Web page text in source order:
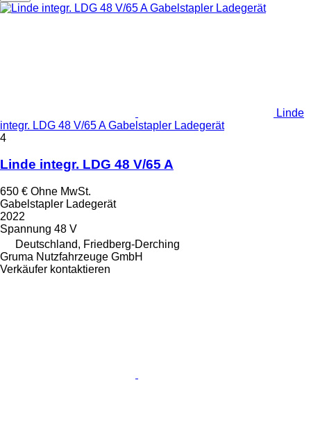
Linde
integr. LDG 48 V/65 A Gabelstapler Ladegerät
4
Linde integr. LDG 48 V/65 A
650 € Ohne MwSt.
Gabelstapler Ladegerät
2022
Spannung 48 V
Deutschland, Friedberg-Derching
Gruma Nutzfahrzeuge GmbH
Verkäufer kontaktieren